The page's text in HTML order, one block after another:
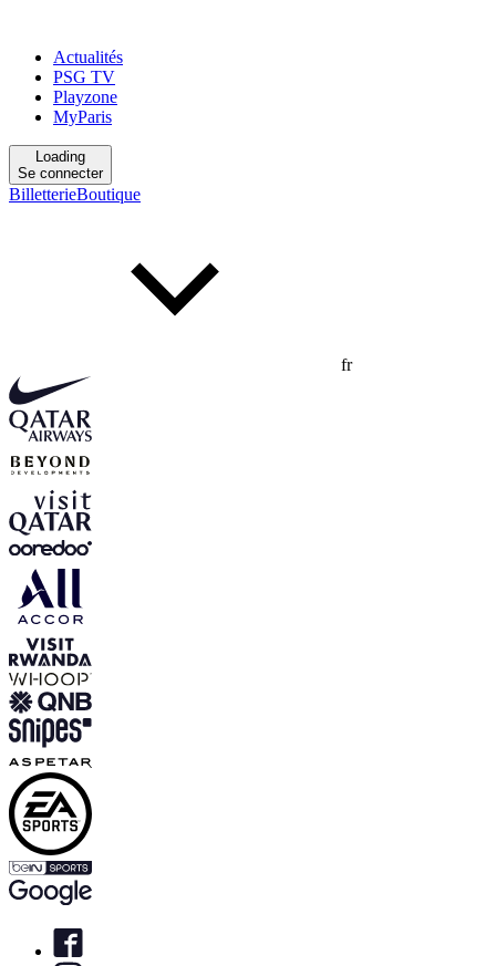
Actualités
PSG TV
Playzone
MyParis
Loading
Se connecter
BilletterieBoutique
fr